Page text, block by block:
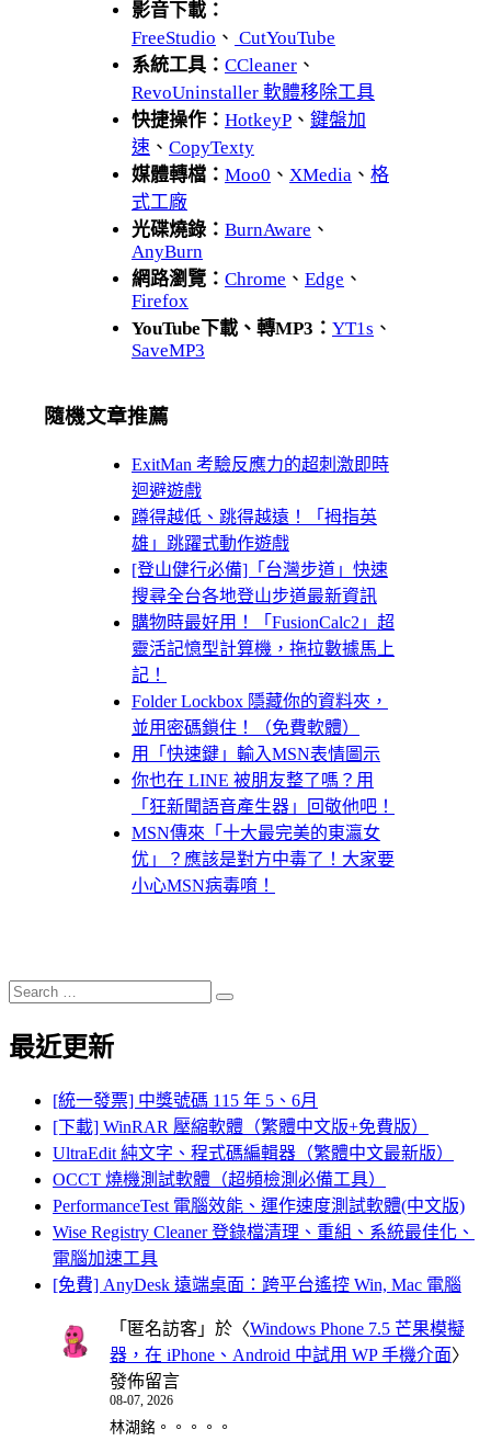
影音下載：
FreeStudio 、 CutYouTube
系統工具： CCleaner 、
RevoUninstaller 軟體移除工具
快捷操作： HotkeyP 、 鍵盤加
速 、 CopyTexty
媒體轉檔： Moo0 、 XMedia 、 格
式工廠
光碟燒錄： BurnAware 、
AnyBurn
網路瀏覽： Chrome 、 Edge 、
Firefox
YouTube下載、轉MP3： YT1s 、
SaveMP3
隨機文章推薦
ExitMan 考驗反應力的超刺激即時
迴避遊戲
蹲得越低、跳得越遠！「拇指英
雄」跳躍式動作遊戲
[登山健行必備]「台灣步道」快速
搜尋全台各地登山步道最新資訊
購物時最好用！「FusionCalc2」超
靈活記憶型計算機，拖拉數據馬上
記！
Folder Lockbox 隱藏你的資料夾，
並用密碼鎖住！（免費軟體）
用「快速鍵」輸入MSN表情圖示
你也在 LINE 被朋友整了嗎？用
「狂新聞語音產生器」回敬他吧！
MSN傳來「十大最完美的東瀛女
优」？應該是對方中毒了！大家要
小心MSN病毒唷！
Search
for:
Search
最近更新
[統一發票] 中獎號碼 115 年 5、6月
[下載] WinRAR 壓縮軟體（繁體中文版+免費版）
UltraEdit 純文字、程式碼編輯器（繁體中文最新版）
OCCT 燒機測試軟體（超頻檢測必備工具）
PerformanceTest 電腦效能、運作速度測試軟體(中文版)
Wise Registry Cleaner 登錄檔清理、重組、系統最佳化、
電腦加速工具
[免費] AnyDesk 遠端桌面：跨平台遙控 Win, Mac 電腦
「 匿名訪客 」於〈Windows Phone 7.5 芒果模擬
器，在 iPhone、Android 中試用 WP 手機介面〉
發佈留言
08-07, 2026
林湖銘。。。。。